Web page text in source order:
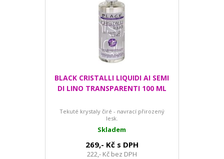
BLACK CRISTALLI LIQUIDI AI SEMI
DI LINO TRANSPARENTI 100 ML
Tekuté krystaly čiré - navrací přirozený
lesk.
Skladem
269,- Kč s DPH
222,- Kč bez DPH